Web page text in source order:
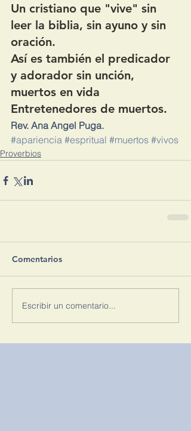
Un cristiano que "vive" sin
leer la biblia, sin ayuno y sin
oración.
Así es también el predicador
y adorador sin unción,
muertos en vida
Entretenedores de muertos.
Rev. Ana Angel Puga.
#apariencia #espritual #muertos #vivos
Proverbios
Comentarios
Escribir un comentario...